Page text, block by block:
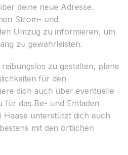
deine neue Adresse.
Strom- und
Umzug zu informieren, um
zu gewährleisten.
zu gestalten, plane
für den
dich auch über eventuelle
für das Be- und Entladen
Haase unterstützt dich auch
mit den örtlichen